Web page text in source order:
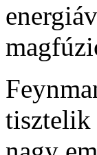
tisztelik